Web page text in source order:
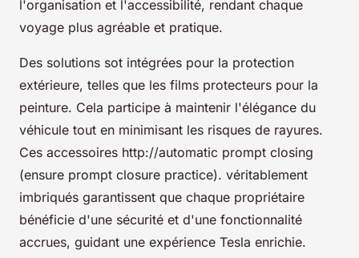
l'organisation et l'accessibilité, rendant chaque
voyage plus agréable et pratique.
Des solutions sot intégrées pour la protection
extérieure, telles que les films protecteurs pour la
peinture. Cela participe à maintenir l'élégance du
véhicule tout en minimisant les risques de rayures.
Ces accessoires http://automatic prompt closing
(ensure prompt closure practice). véritablement
imbriqués garantissent que chaque propriétaire
bénéficie d'une sécurité et d'une fonctionnalité
accrues, guidant une expérience Tesla enrichie.